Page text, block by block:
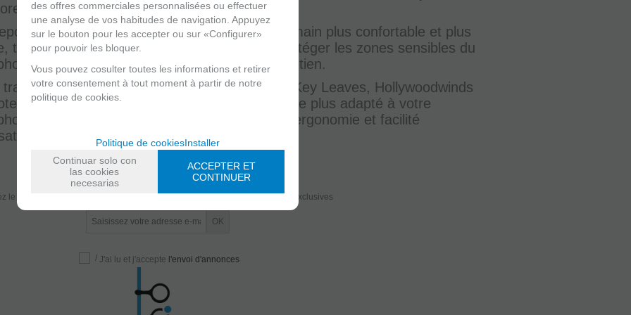
le confort de jeu et protéger l’instrument.
pouces aident à obtenir une position de main plus confortable et plus
tandis que les protège-clés permettent de protéger les zones sensibles du
pendant l’utilisation, le transport ou l’entretien.
travaillons avec des marques comme Selmer, Key Leaves, Hollywoodwinds
afin que vous puissiez choisir l’accessoire le plus adapté à votre
alto, en recherchant toujours protection, ergonomie et facilité
Recevez nos offres exclusives
le premier á recevoir des nouvelles et profitez de réductions et promotions exclusives
/ J'ai lu et j'accepte l'envoi d'annonces
des offres commerciales personnalisées ou effectuer
une analyse de vos habitudes de navigation. Appuyez
sur le bouton pour les accepter ou sur «Configurer»
pour pouvoir les bloquer.
Vous pouvez cosulter toutes les informations et retirer
votre consentement à tout moment à partir de notre
politique de cookies.
Politique de cookiesInstaller
Continuar solo con
las cookies
necesarias
ACCEPTER ET
CONTINUER